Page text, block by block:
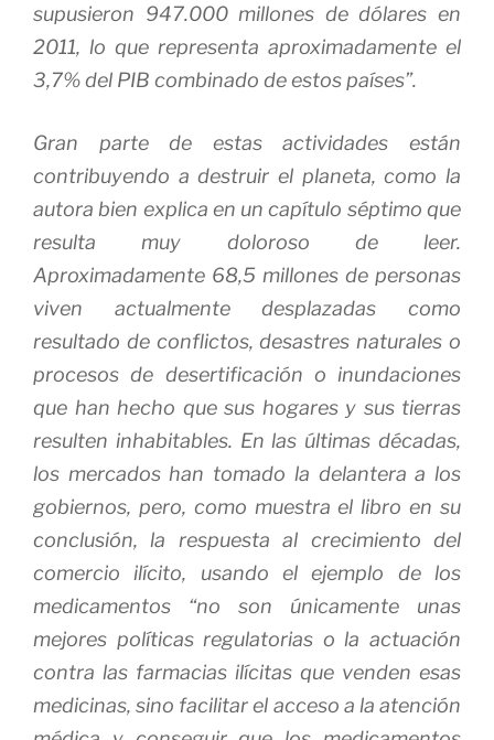
supusieron 947.000 millones de dólares en
2011, lo que representa aproximadamente el
3,7% del PIB combinado de estos países”.
Gran parte de estas actividades están
contribuyendo a destruir el planeta, como la
autora bien explica en un capítulo séptimo que
resulta muy doloroso de leer.
Aproximadamente 68,5 millones de personas
viven actualmente desplazadas como
resultado de conflictos, desastres naturales o
procesos de desertificación o inundaciones
que han hecho que sus hogares y sus tierras
resulten inhabitables. En las últimas décadas,
los mercados han tomado la delantera a los
gobiernos, pero, como muestra el libro en su
conclusión, la respuesta al crecimiento del
comercio ilícito, usando el ejemplo de los
medicamentos “no son únicamente unas
mejores políticas regulatorias o la actuación
contra las farmacias ilícitas que venden esas
medicinas, sino facilitar el acceso a la atención